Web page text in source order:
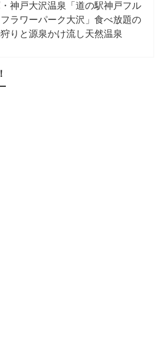
神戸大沢温泉「道の駅神戸フル
ラワーパーク大沢」食べ放題の
りと源泉かけ流し天然温泉